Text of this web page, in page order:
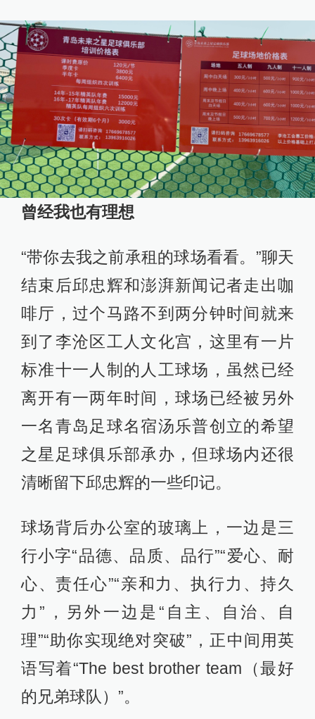
曾经我也有理想
“带你去我之前承租的球场看看。”聊天
结束后邱忠辉和澎湃新闻记者走出咖
啡厅，过个马路不到两分钟时间就来
到了李沧区工人文化宫，这里有一片
标准十一人制的人工球场，虽然已经
离开有一两年时间，球场已经被另外
一名青岛足球名宿汤乐普创立的希望
之星足球俱乐部承办，但球场内还很
清晰留下邱忠辉的一些印记。
球场背后办公室的玻璃上，一边是三
行小字“品德、品质、品行”“爱心、耐
心、责任心”“亲和力、执行力、持久
力”，另外一边是“自主、自治、自
理”“助你实现绝对突破”，正中间用英
语写着“The best brother team（最好
的兄弟球队）”。